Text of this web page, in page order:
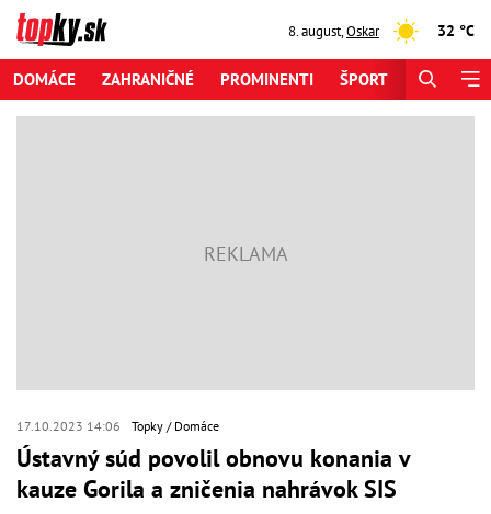
8. august,Oskar 32 °C
DOMÁCE ZAHRANIČNÉ PROMINENTI ŠPORT
17.10.2023 14:06 Topky Domáce
Ústavný súd povolil obnovu konania v
kauze Gorila a zničenia nahrávok SIS